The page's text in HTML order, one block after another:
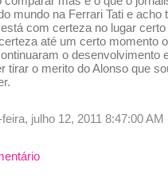
mundo na Ferrari Tati e
com certeza no lugar
até um certo momento
o desenvolvimento
tirar o merito do Alonso que
julho 12, 2011 8:47:00 AM